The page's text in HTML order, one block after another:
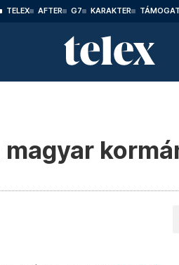
TELEX AFTER G7 KARAKTER